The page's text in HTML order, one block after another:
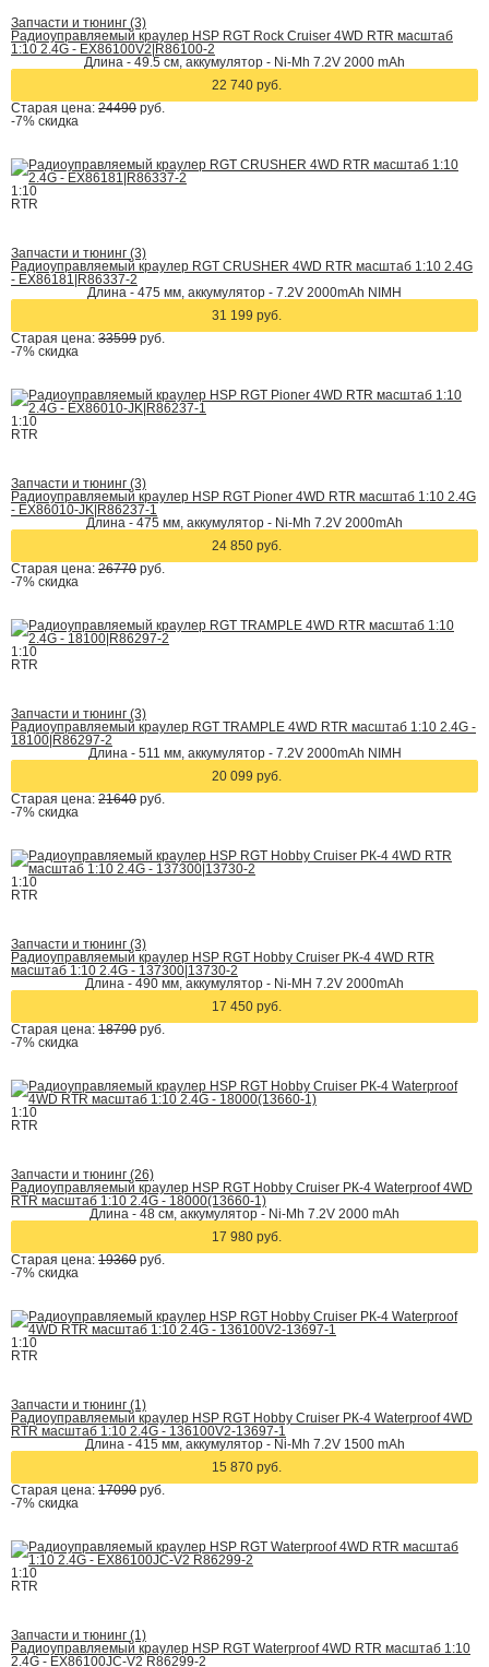
Запчасти и тюнинг (3)
Радиоуправляемый краулер HSP RGT Rock Cruiser 4WD RTR масштаб
1:10 2.4G - EX86100V2|R86100-2
Длина - 49.5 см, аккумулятор - Ni-Mh 7.2V 2000 mAh
22 740 руб.
Старая цена: 24490 руб.
-7% скидка
1:10
RTR
Запчасти и тюнинг (3)
Радиоуправляемый краулер RGT CRUSHER 4WD RTR масштаб 1:10 2.4G
- EX86181|R86337-2
Длина - 475 мм, аккумулятор - 7.2V 2000mAh NIMH
31 199 руб.
Старая цена: 33599 руб.
-7% скидка
1:10
RTR
Запчасти и тюнинг (3)
Радиоуправляемый краулер HSP RGT Pioner 4WD RTR масштаб 1:10 2.4G
- EX86010-JK|R86237-1
Длина - 475 мм, аккумулятор - Ni-Mh 7.2V 2000mAh
24 850 руб.
Старая цена: 26770 руб.
-7% скидка
1:10
RTR
Запчасти и тюнинг (3)
Радиоуправляемый краулер RGT TRAMPLE 4WD RTR масштаб 1:10 2.4G -
18100|R86297-2
Длина - 511 мм, аккумулятор - 7.2V 2000mAh NIMH
20 099 руб.
Старая цена: 21640 руб.
-7% скидка
1:10
RTR
Запчасти и тюнинг (3)
Радиоуправляемый краулер HSP RGT Hobby Cruiser РК-4 4WD RTR
масштаб 1:10 2.4G - 137300|13730-2
Длина - 490 мм, аккумулятор - Ni-MH 7.2V 2000mAh
17 450 руб.
Старая цена: 18790 руб.
-7% скидка
1:10
RTR
Запчасти и тюнинг (26)
Радиоуправляемый краулер HSP RGT Hobby Cruiser РК-4 Waterproof 4WD
RTR масштаб 1:10 2.4G - 18000(13660-1)
Длина - 48 см, аккумулятор - Ni-Mh 7.2V 2000 mAh
17 980 руб.
Старая цена: 19360 руб.
-7% скидка
1:10
RTR
Запчасти и тюнинг (1)
Радиоуправляемый краулер HSP RGT Hobby Cruiser РК-4 Waterproof 4WD
RTR масштаб 1:10 2.4G - 136100V2-13697-1
Длина - 415 мм, аккумулятор - Ni-Mh 7.2V 1500 mAh
15 870 руб.
Старая цена: 17090 руб.
-7% скидка
1:10
RTR
Запчасти и тюнинг (1)
Радиоуправляемый краулер HSP RGT Waterproof 4WD RTR масштаб 1:10
2.4G - EX86100JC-V2 R86299-2